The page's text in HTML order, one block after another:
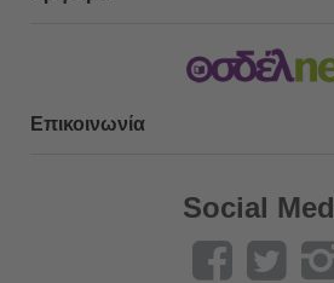
Επικοινωνία
Social